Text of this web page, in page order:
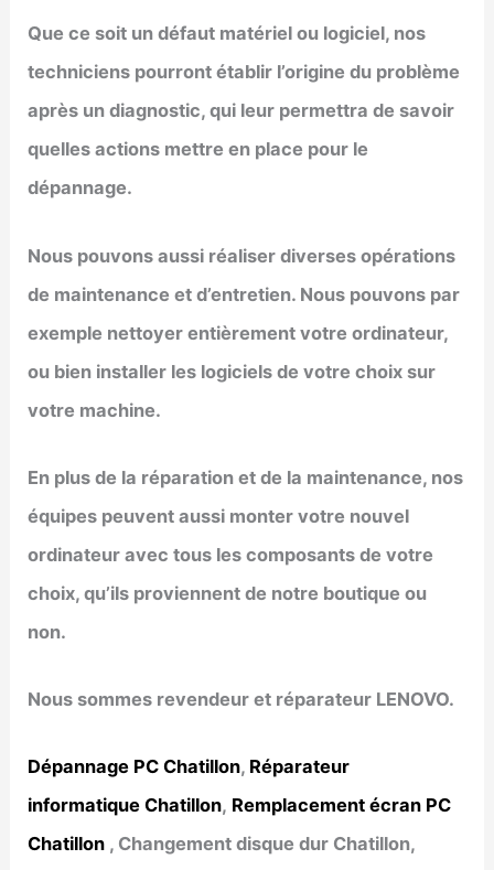
Que ce soit un défaut matériel ou logiciel, nos
techniciens pourront établir l’origine du problème
après un diagnostic, qui leur permettra de savoir
quelles actions mettre en place pour le
dépannage.
Nous pouvons aussi réaliser diverses opérations
de maintenance et d’entretien. Nous pouvons par
exemple nettoyer entièrement votre ordinateur,
ou bien installer les logiciels de votre choix sur
votre machine.
En plus de la réparation et de la maintenance, nos
équipes peuvent aussi monter votre nouvel
ordinateur avec tous les composants de votre
choix, qu’ils proviennent de notre boutique ou
non.
Nous sommes revendeur et réparateur LENOVO.
Dépannage PC Chatillon, Réparateur
informatique Chatillon, Remplacement écran PC
Chatillon , Changement disque dur Chatillon,